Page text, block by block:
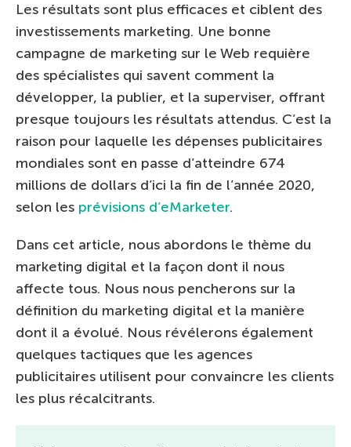
Les résultats sont plus efficaces et ciblent des
investissements marketing. Une bonne
campagne de marketing sur le Web requière
des spécialistes qui savent comment la
développer, la publier, et la superviser, offrant
presque toujours les résultats attendus. C’est la
raison pour laquelle les dépenses publicitaires
mondiales sont en passe d’atteindre 674
millions de dollars d’ici la fin de l’année 2020,
selon les prévisions d’eMarketer.
Dans cet article, nous abordons le thème du
marketing digital et la façon dont il nous
affecte tous. Nous nous pencherons sur la
définition du marketing digital et la manière
dont il a évolué. Nous révélerons également
quelques tactiques que les agences
publicitaires utilisent pour convaincre les clients
les plus récalcitrants.